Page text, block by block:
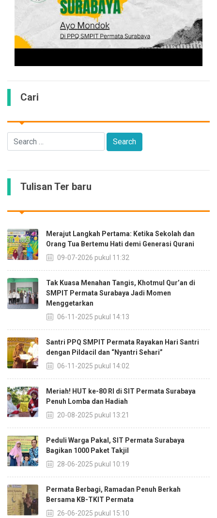
Cari
Tulisan Ter baru
Merajut Langkah Pertama: Ketika Sekolah dan
Orang Tua Bertemu Hati demi Generasi Qurani
09-07-2026 pukul 11:32
Tak Kuasa Menahan Tangis, Khotmul Qur’an di
SMPIT Permata Surabaya Jadi Momen
Menggetarkan
06-11-2025 pukul 14:13
Santri PPQ SMPIT Permata Rayakan Hari Santri
dengan Pildacil dan “Nyantri Sehari”
06-11-2025 pukul 14:02
Meriah! HUT ke-80 RI di SIT Permata Surabaya
Penuh Lomba dan Hadiah
20-08-2025 pukul 13:21
Peduli Warga Pakal, SIT Permata Surabaya
Bagikan 1000 Paket Takjil
28-06-2025 pukul 10:19
Permata Berbagi, Ramadan Penuh Berkah
Bersama KB-TKIT Permata
26-06-2025 pukul 15:10